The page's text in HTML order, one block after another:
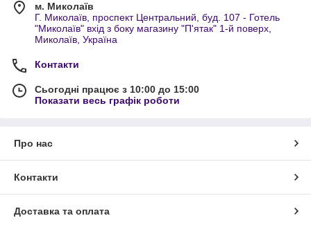
м. Миколаїв
Г. Миколаїв, проспект Центральний, буд. 107 - Готель
"Миколаїв" вхід з боку магазину "П'ятак" 1-й поверх,
Миколаїв, Україна
Контакти
Сьогодні працює з 10:00 до 15:00
Показати весь графік роботи
Про нас
Контакти
Доставка та оплата